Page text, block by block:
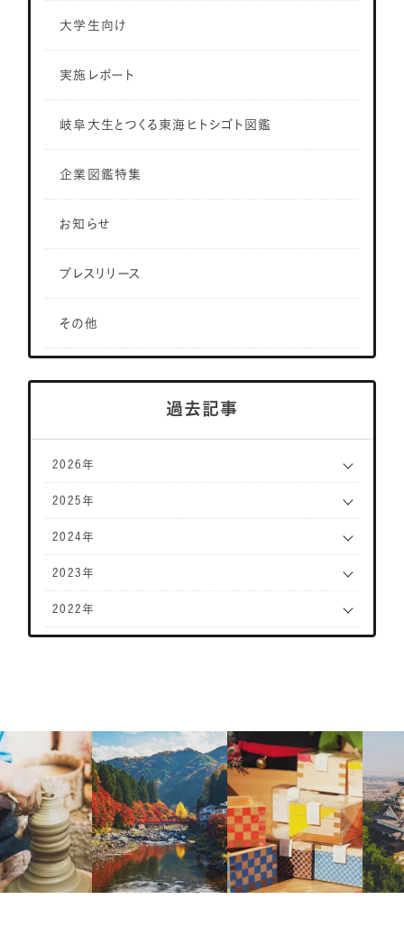
大学生向け
実施レポート
岐阜大生とつくる東海ヒトシゴト図鑑
企業図鑑特集
お知らせ
プレスリリース
その他
過去記事
2026年
2025年
2024年
2023年
2022年